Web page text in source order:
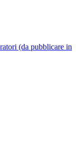
(da pubblicare in